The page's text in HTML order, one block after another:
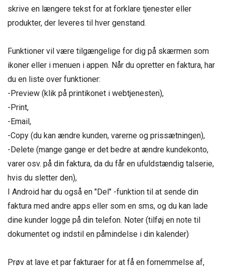
skrive en længere tekst for at forklare tjenester eller
produkter, der leveres til hver genstand.
Funktioner vil være tilgængelige for dig på skærmen som
ikoner eller i menuen i appen. Når du opretter en faktura, har
du en liste over funktioner:
-Preview (klik på printikonet i webtjenesten),
-Print,
-Email,
-Copy (du kan ændre kunden, varerne og prissætningen),
-Delete (mange gange er det bedre at ændre kundekonto,
varer osv. på din faktura, da du får en ufuldstændig talserie,
hvis du sletter den),
I Android har du også en "Del" -funktion til at sende din
faktura med andre apps eller som en sms, og du kan lade
dine kunder logge på din telefon. Noter (tilføj en note til
dokumentet og indstil en påmindelse i din kalender)
Prøv at lave et par fakturaer for at få en fornemmelse af,